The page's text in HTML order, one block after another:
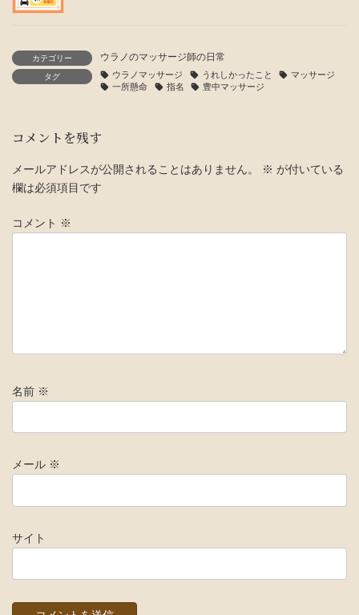
カテゴリー ウラノのマッサージ師の日常
タグ ウラノマッサージ うれしかったこと
マッサージ
一所懸命
指名 豊中マッサージ
コメントを残す
メールアドレスが公開されることはありません。 ※ が付いている
欄は必須項目です
コメント ※
名前 ※
メール ※
サイト